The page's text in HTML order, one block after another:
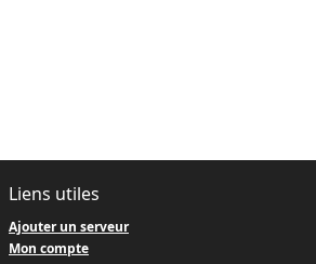
Liens utiles
Ajouter un serveur
Mon compte